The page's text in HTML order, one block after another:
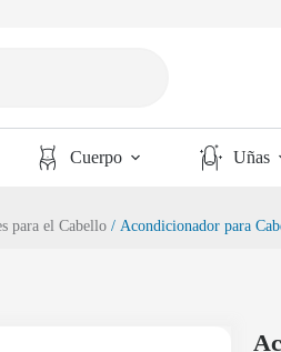
Cuerpo Uñas
para el Cabello / Acondicionador para